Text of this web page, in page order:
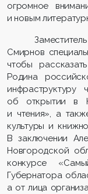
огромное
и новым
Смирнов
чтобы
Родина
об открытии в
и чтения», а
культуры и
В заключении
Новгородской
конкурсе
Губернатора
а от лица